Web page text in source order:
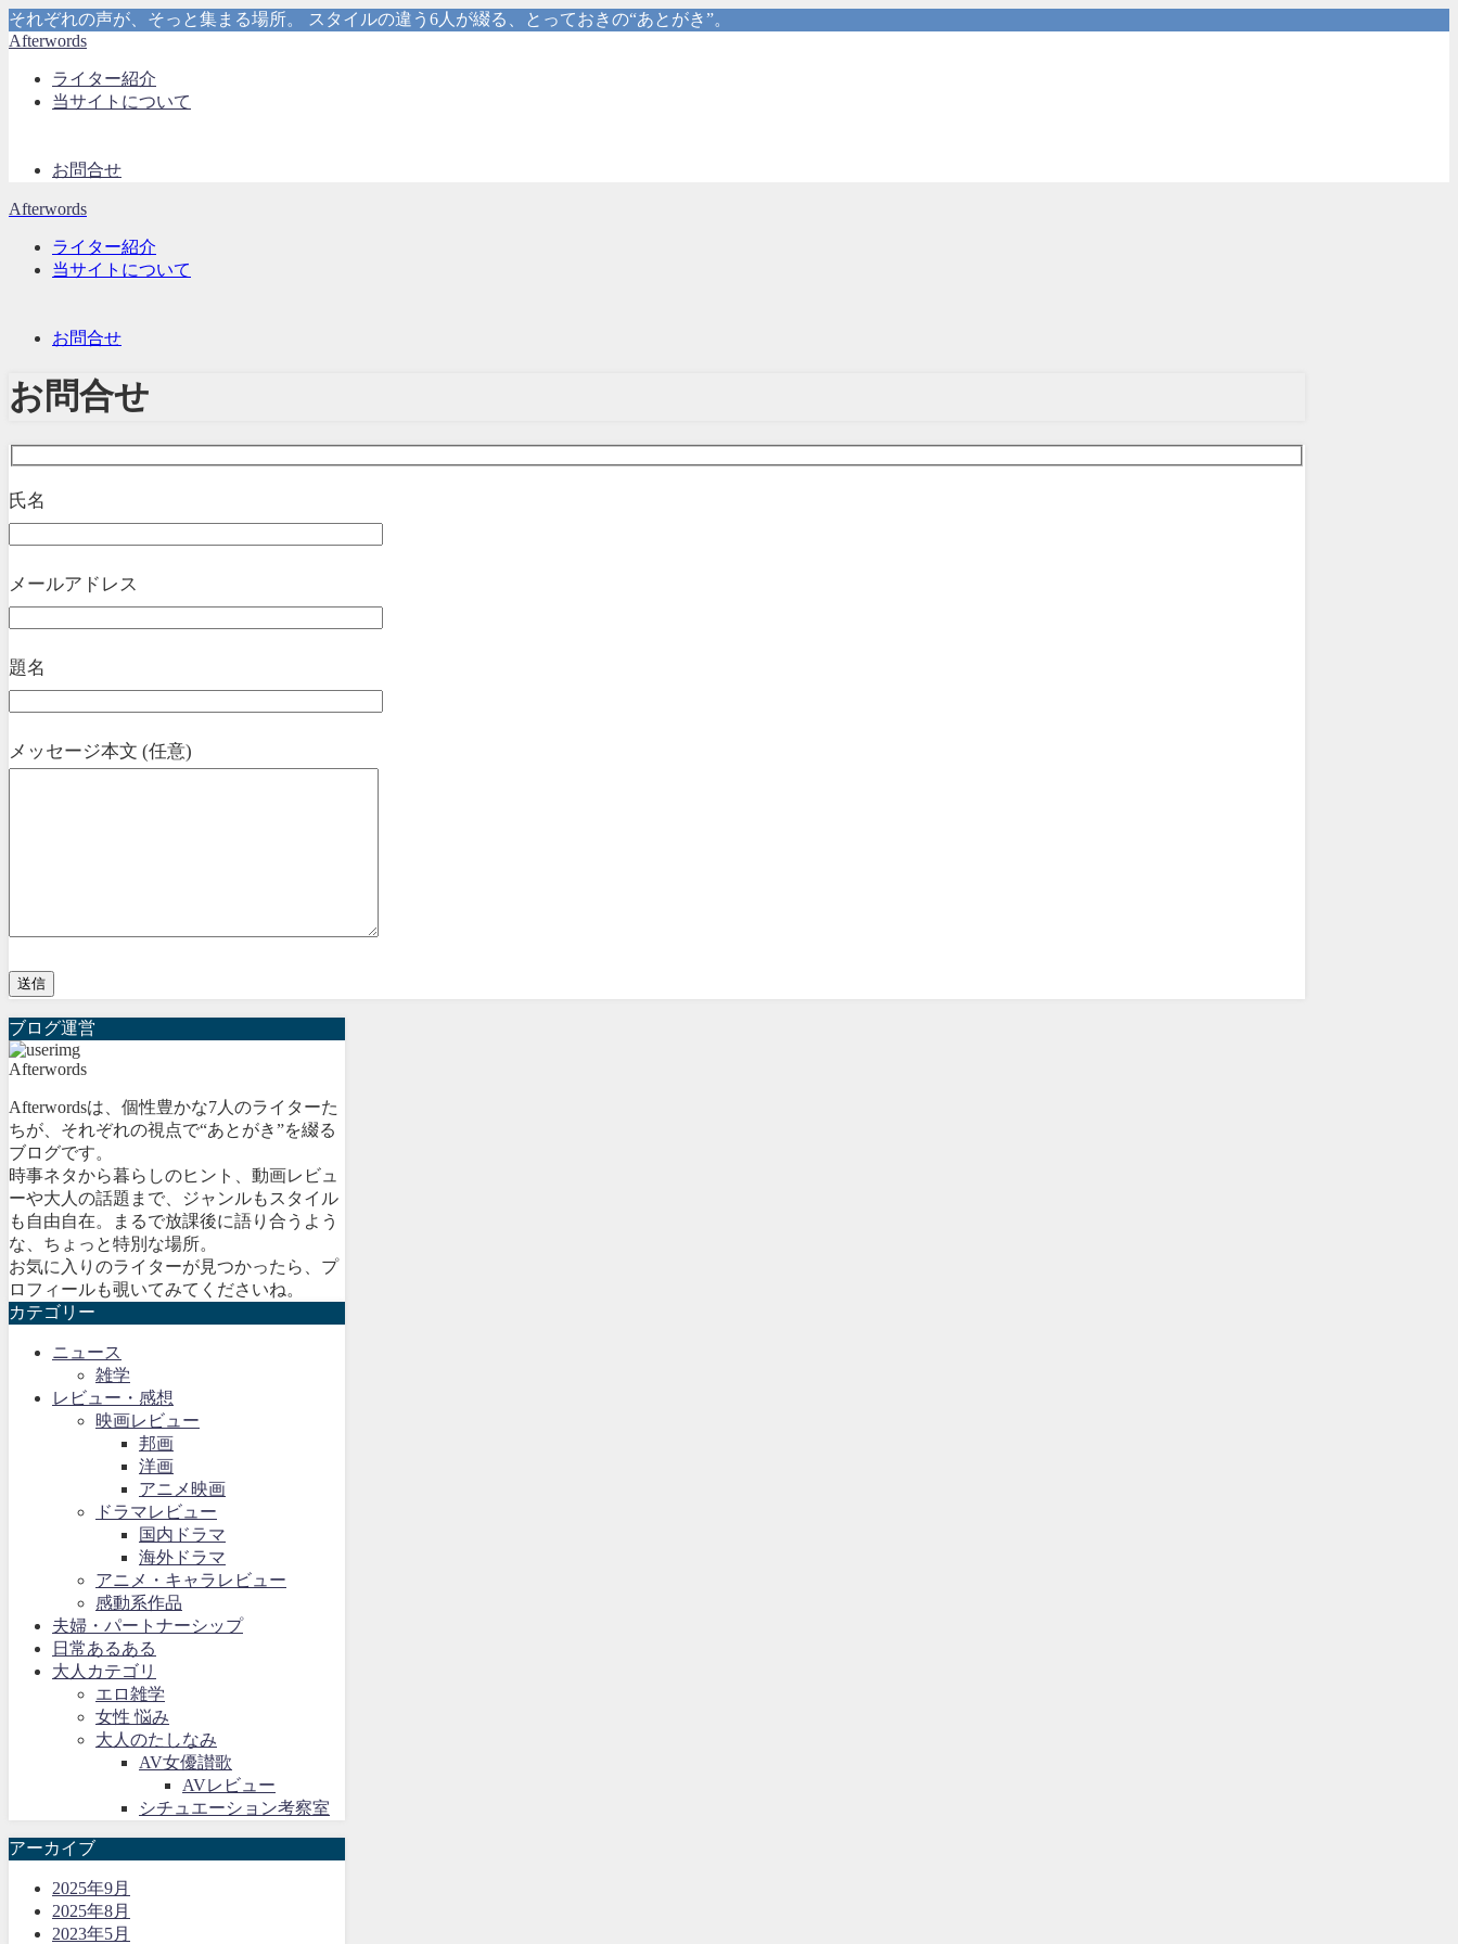
それぞれの声が、そっと集まる場所。 スタイルの違う6人が綴る、とっておきの“あとがき”。
Afterwords
ライター紹介
当サイトについて
お問合せ
Afterwords
ライター紹介
当サイトについて
お問合せ
お問合せ
氏名
メールアドレス
題名
メッセージ本文 (任意)
ブログ運営
Afterwords
Afterwordsは、個性豊かな7人のライターた
ちが、それぞれの視点で“あとがき”を綴る
ブログです。
時事ネタから暮らしのヒント、動画レビュ
ーや大人の話題まで、ジャンルもスタイル
も自由自在。まるで放課後に語り合うよう
な、ちょっと特別な場所。
お気に入りのライターが見つかったら、プ
ロフィールも覗いてみてくださいね。
カテゴリー
ニュース
雑学
レビュー・感想
映画レビュー
邦画
洋画
アニメ映画
ドラマレビュー
国内ドラマ
海外ドラマ
アニメ・キャラレビュー
感動系作品
夫婦・パートナーシップ
日常あるある
大人カテゴリ
エロ雑学
女性 悩み
大人のたしなみ
AV女優讃歌
AVレビュー
シチュエーション考察室
アーカイブ
2025年9月
2025年8月
2023年5月